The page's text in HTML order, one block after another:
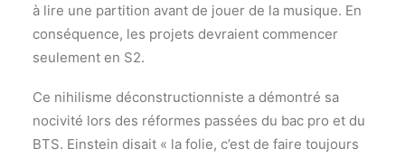
à lire une partition avant de jouer de la musique. En
conséquence, les projets devraient commencer
seulement en S2.
Ce nihilisme déconstructionniste a démontré sa
nocivité lors des réformes passées du bac pro et du
BTS. Einstein disait « la folie, c’est de faire toujours